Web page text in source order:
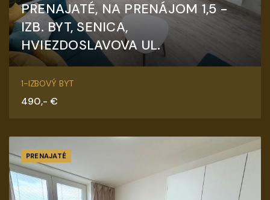
PRENAJATÉ, NA PRENÁJOM 1,5 -
IZB. BYT, SENICA,
HVIEZDOSLAVOVA UL.
Senica
1-IZBOVÝ BYT
490,- €
PRENAJATÉ